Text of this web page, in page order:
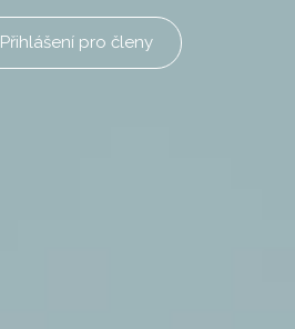
Přihlášení pro členy